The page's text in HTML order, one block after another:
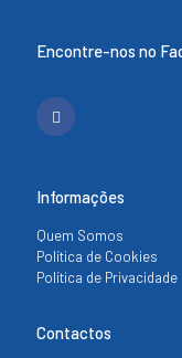
Encontre-nos no
Informações
Quem Somos
Política de Cookies
Política de Privacidade
Contactos